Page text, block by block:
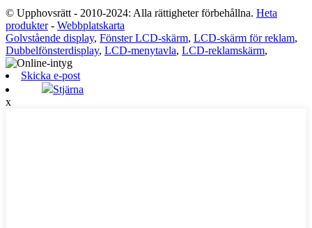
© Upphovsrätt - 2010-2024: Alla rättigheter förbehållna. Heta
produkter- Webbplatskarta
Golvstående display, Fönster LCD-skärm, LCD-skärm för reklam,
Dubbelfönsterdisplay, LCD-menytavla, LCD-reklamskärm,
Skicka e-post
Stjärna
x